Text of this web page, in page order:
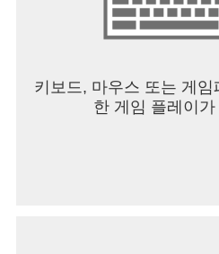
키보드, 마우스 또는 게
한 게임 플레이